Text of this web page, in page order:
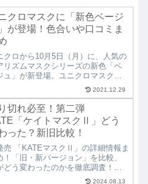
クロマスクに「新色ベージ
が登場！色合いや口コミま
クロから10月5日（月）に、人気の
リズムマスクシリーズの新色「ベ
ュ」が新登場。ユニクロマスク新
ージュは、いったいどんな色合い
か、購入者の口コミや、乾燥、そ
世間の反応をまとめてみました。
2021.12.29
切れ必至！第二弾
「ケイトマスクⅡ」どう
った？新旧比較！
売 「KATEマスクⅡ」の詳細情報ま
！「旧・新バージョン」を比較、
どう変わったのかを徹底調査！全
変更点を画像付でわかりやすく紹
2024.08.13